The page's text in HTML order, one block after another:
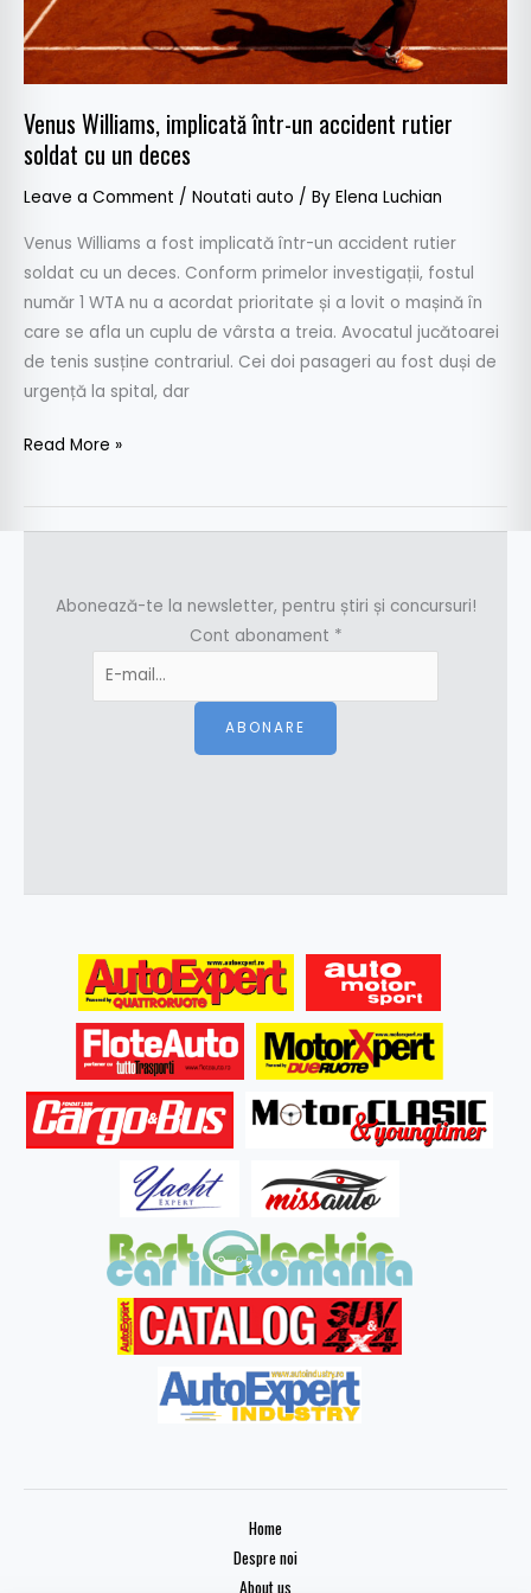
Venus Williams, implicată într-un accident rutier
soldat cu un deces
Leave a Comment / Noutati auto / By Elena Luchian
Venus Williams a fost implicată într-un accident rutier
soldat cu un deces. Conform primelor investigații, fostul
număr 1 WTA nu a acordat prioritate și a lovit o mașină în
care se afla un cuplu de vârsta a treia. Avocatul jucătoarei
de tenis susține contrariul. Cei doi pasageri au fost duși de
urgență la spital, dar
cu
un
deces
Read More »
Abonează-te la newsletter, pentru știri și concursuri!
Cont abonament *
ABONARE
Home
Despre noi
About us